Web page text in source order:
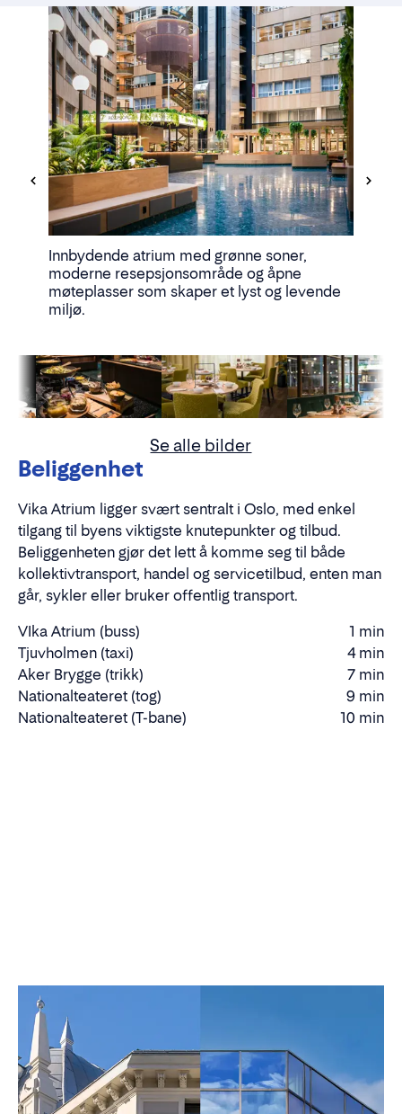
Innbydende atrium med grønne soner,
moderne resepsjonsområde og åpne
møteplasser som skaper et lyst og levende
miljø.
Se alle bilder
Beliggenhet
Vika Atrium ligger svært sentralt i Oslo, med enkel
tilgang til byens viktigste knutepunkter og tilbud.
Beliggenheten gjør det lett å komme seg til både
kollektivtransport, handel og servicetilbud, enten man
går, sykler eller bruker offentlig transport.
VIka Atrium (buss)
1 min
Gåtid
Tjuvholmen (taxi) 4 min
Gåtid
Aker Brygge (trikk) 7 min
Gåtid
Nationalteateret (tog) 9 min
Gåtid
Nationalteateret (T-bane) 10 min
Gåtid